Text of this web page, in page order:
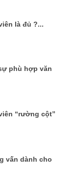
là đủ ?...
phù hợp văn
“rường cột”
vấn dành cho